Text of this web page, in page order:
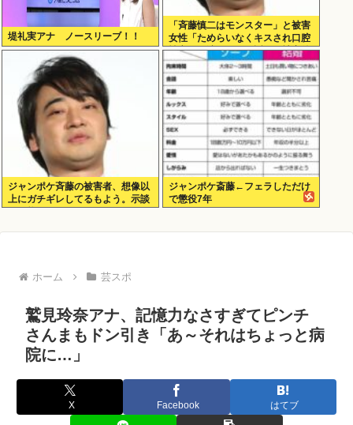
堤礼実アナ ノースリーブ！！
「斉藤慎二はモンスター」と被害
女性「ためらいなくキスされ口腔
性交…」涙ながらに訴えた被害後
の”深刻なPTSD”
ジャンポケ斉藤の被害者、想像以
上にガチギレしてるもよう。示談
ジャンポケ斎藤←フェラしただけ
で懲役7年
ホーム 芸スポ
鷲見玲奈アナ、記憶力なさすぎてピンチ
さんまもドン引き「あ～それはちょっと病
院に…」
X Facebook はてブ